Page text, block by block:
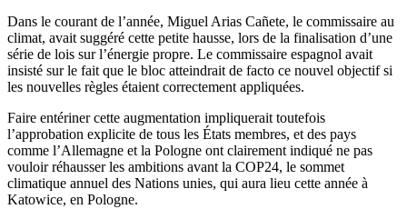
Dans le courant de l’année, Miguel Arias Cañete, le commissaire au
climat, avait suggéré cette petite hausse, lors de la finalisation d’une
série de lois sur l’énergie propre. Le commissaire espagnol avait
insisté sur le fait que le bloc atteindrait de facto ce nouvel objectif si
les nouvelles règles étaient correctement appliquées.
Faire entériner cette augmentation impliquerait toutefois
l’approbation explicite de tous les États membres, et des pays
comme l’Allemagne et la Pologne ont clairement indiqué ne pas
vouloir réhausser les ambitions avant la COP24, le sommet
climatique annuel des Nations unies, qui aura lieu cette année à
Katowice, en Pologne.